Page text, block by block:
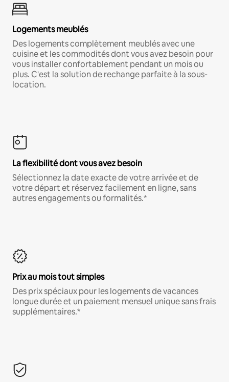
Logements meublés
Des logements complètement meublés avec une
cuisine et les commodités dont vous avez besoin pour
vous installer confortablement pendant un mois ou
plus. C'est la solution de rechange parfaite à la sous-
location.
La flexibilité dont vous avez besoin
Sélectionnez la date exacte de votre arrivée et de
votre départ et réservez facilement en ligne, sans
autres engagements ou formalités.*
Prix au mois tout simples
Des prix spéciaux pour les logements de vacances
longue durée et un paiement mensuel unique sans frais
supplémentaires.*